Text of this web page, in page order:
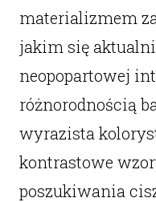
materializmem
jakim się
neopopartowej
różnorodnością
wyrazista
kontrastowe
poszukiwania